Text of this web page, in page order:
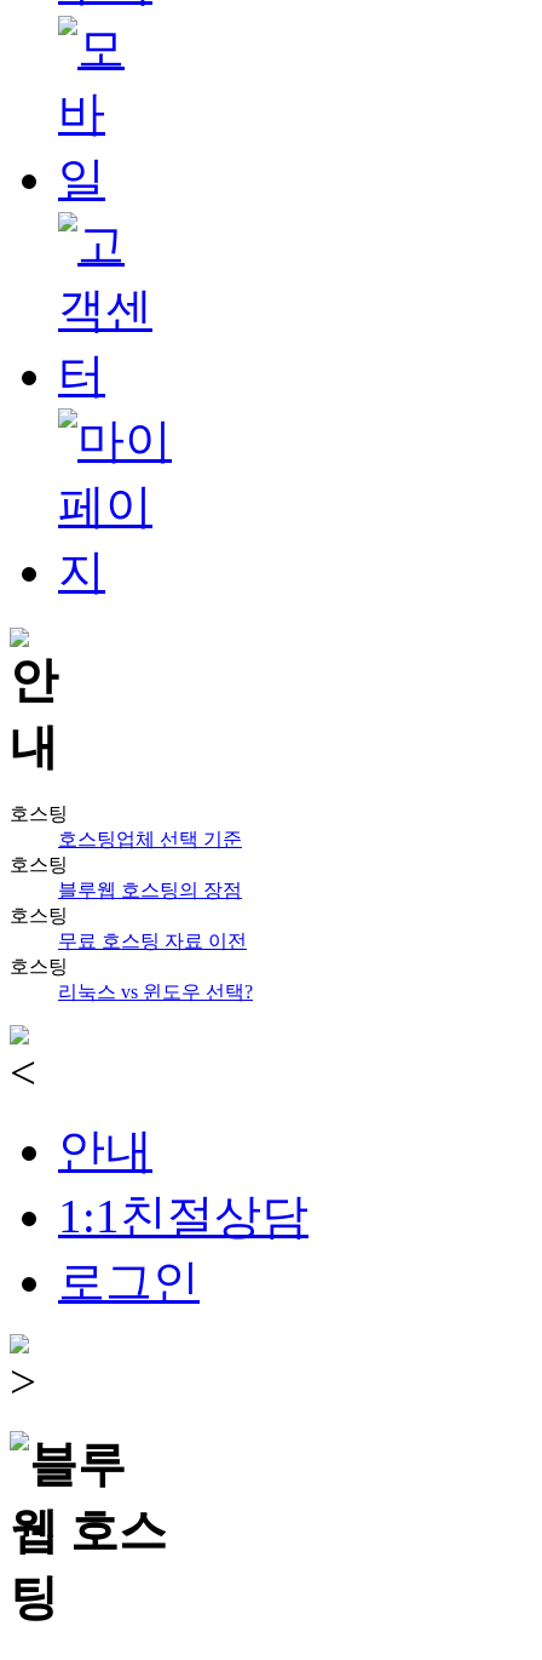
호스팅
호스팅업체 선택 기준
호스팅
블루웹 호스팅의 장점
호스팅
무료 호스팅 자료 이전
호스팅
리눅스 vs 윈도우 선택?
안내
1:1친절상담
로그인